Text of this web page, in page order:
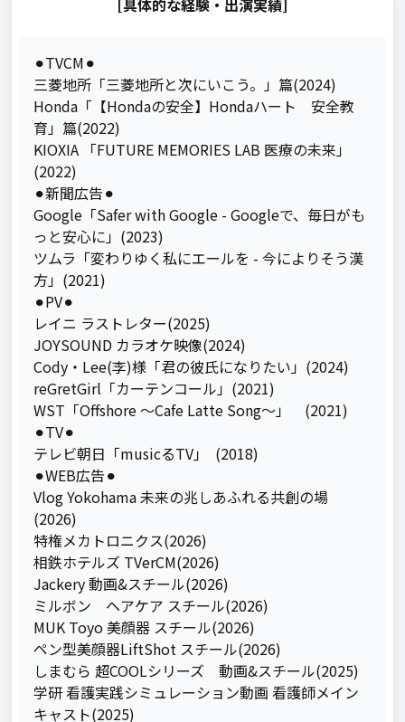
[具体的な経験・出演実績]
⚫︎TVCM⚫︎
三菱地所「三菱地所と次にいこう。」篇(2024)
Honda「【Hondaの安全】Hondaハート　安全教
育」篇(2022)
KIOXIA 「FUTURE MEMORIES LAB 医療の未来」
(2022)
⚫︎新聞広告⚫︎
Google「Safer with Google - Googleで、毎日がも
っと安心に」(2023)
ツムラ「変わりゆく私にエールを - 今によりそう漢
方」(2021)
⚫︎PV⚫︎
レイニ ラストレター(2025)
JOYSOUND カラオケ映像(2024)
Cody・Lee(李)様「君の彼氏になりたい」(2024)
reGretGirl「カーテンコール」(2021)
WST「Offshore ～Cafe Latte Song～」　(2021)
⚫︎TV⚫︎
テレビ朝日「musicるTV｣　(2018)
⚫︎WEB広告⚫︎
Vlog Yokohama 未来の兆しあふれる共創の場
(2026)
特権メカトロニクス(2026)
相鉄ホテルズ TVerCM(2026)
Jackery 動画&スチール(2026)
ミルボン　ヘアケア スチール(2026)
MUK Toyo 美顔器 スチール(2026)
ペン型美顔器LiftShot スチール(2026)
しまむら 超COOLシリーズ　動画&スチール(2025)
学研 看護実践シミュレーション動画 看護師メイン
キャスト(2025)